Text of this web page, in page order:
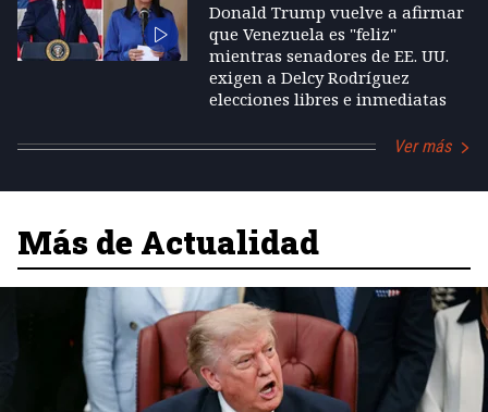
Donald Trump vuelve a afirmar
que Venezuela es "feliz"
mientras senadores de EE. UU.
exigen a Delcy Rodríguez
elecciones libres e inmediatas
Ver más
Más de Actualidad